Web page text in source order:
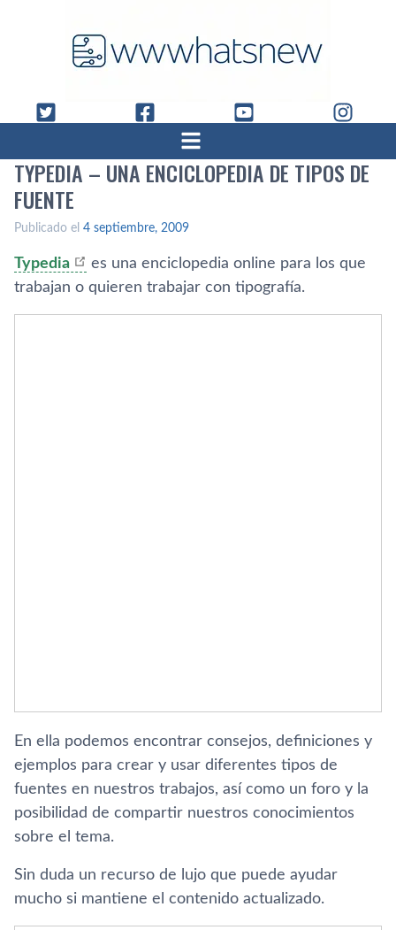
TYPEDIA – UNA ENCICLOPEDIA DE TIPOS DE
FUENTE
Publicado el 4 septiembre, 2009
Typedia
es una enciclopedia online para los que
trabajan o quieren trabajar con tipografí­a.
En ella podemos encontrar consejos, definiciones y
ejemplos para crear y usar diferentes tipos de
fuentes en nuestros trabajos, así­ como un foro y la
posibilidad de compartir nuestros conocimientos
sobre el tema.
Sin duda un recurso de lujo que puede ayudar
mucho si mantiene el contenido actualizado.